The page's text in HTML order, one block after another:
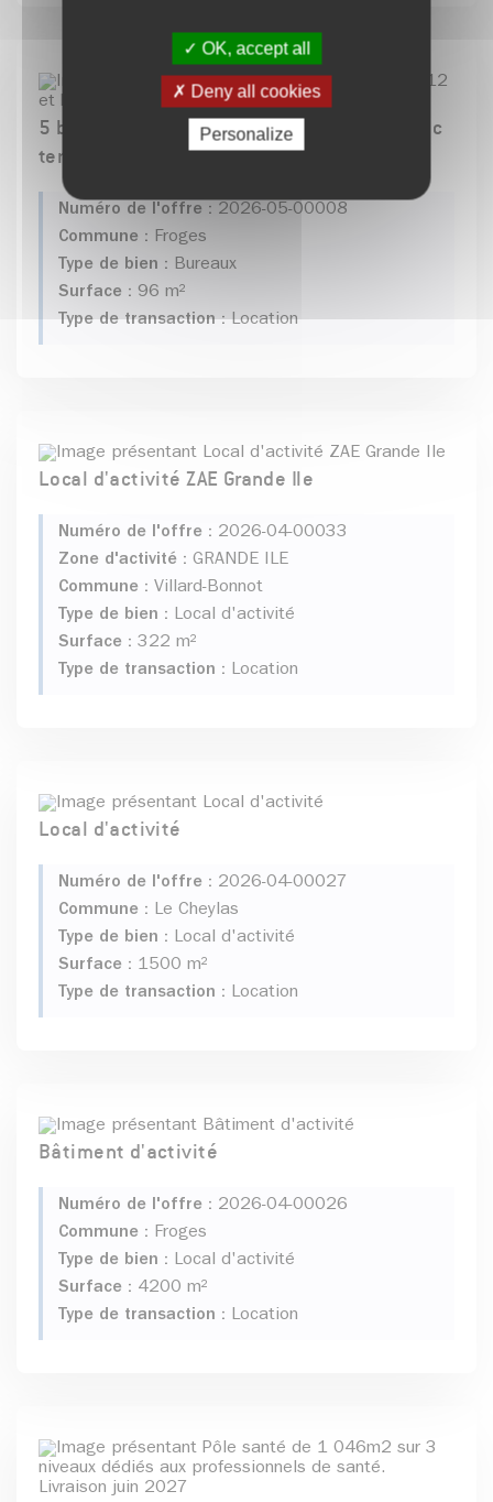
OK, accept all
Deny all cookies
Personalize
5 bureaux normes ERP, RT2012 et PMR, avec
terrasse
Numéro de l'offre : 2026-05-00008
Commune : Froges
Type de bien : Bureaux
Surface : 96 m²
Type de transaction :Location
Local d'activité ZAE Grande Ile
Numéro de l'offre : 2026-04-00033
Zone d'activité : GRANDE ILE
Commune : Villard-Bonnot
Type de bien : Local d'activité
Surface : 322 m²
Type de transaction : Location
Local d'activité
Numéro de l'offre : 2026-04-00027
Commune : Le Cheylas
Type de bien : Local d'activité
Surface : 1500 m²
Type de transaction : Location
Bâtiment d'activité
Numéro de l'offre : 2026-04-00026
Commune : Froges
Type de bien : Local d'activité
Surface : 4200 m²
Type de transaction : Location